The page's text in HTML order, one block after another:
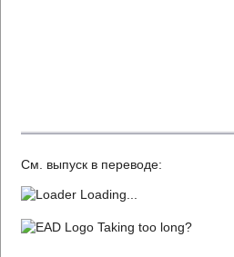
См. выпуск в переводе:
Loading...
Taking too long?